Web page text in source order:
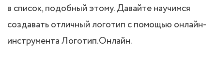
в список, подобный этому. Давайте научимся
создавать отличный логотип с помощью онлайн-
инструмента Логотип.Онлайн.